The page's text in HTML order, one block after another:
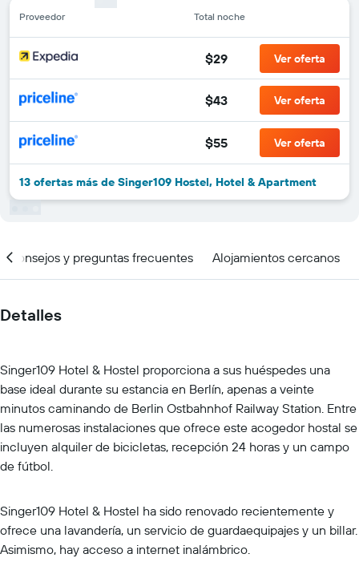
Proveedor Total noche
$29 Ver oferta
$43 Ver oferta
$55 Ver oferta
13 ofertas más de Singer109 Hostel, Hotel & Apartment
Consejos y preguntas frecuentes Alojamientos cercanos
Detalles
Singer109 Hotel & Hostel proporciona a sus huéspedes una
base ideal durante su estancia en Berlín, apenas a veinte
minutos caminando de Berlin Ostbahnhof Railway Station. Entre
las numerosas instalaciones que ofrece este acogedor hostal se
incluyen alquiler de bicicletas, recepción 24 horas y un campo
de fútbol.
Singer109 Hotel & Hostel ha sido renovado recientemente y
ofrece una lavandería, un servicio de guardaequipajes y un billar.
Asimismo, hay acceso a internet inalámbrico.